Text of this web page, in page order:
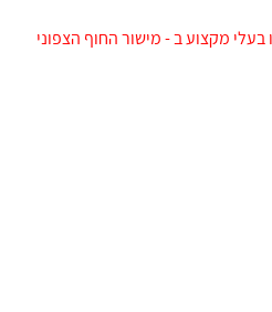
בעלי מקצוע ב - מישור החוף הצפוני